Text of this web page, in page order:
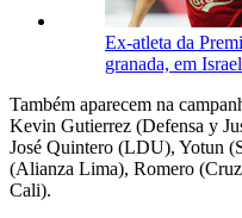
Ex-atleta da
granada, em Israel
Também aparecem na
Kevin Gutierrez (Defensa y
José Quintero (LDU), Yotun
(Alianza Lima), Romero
Cali).